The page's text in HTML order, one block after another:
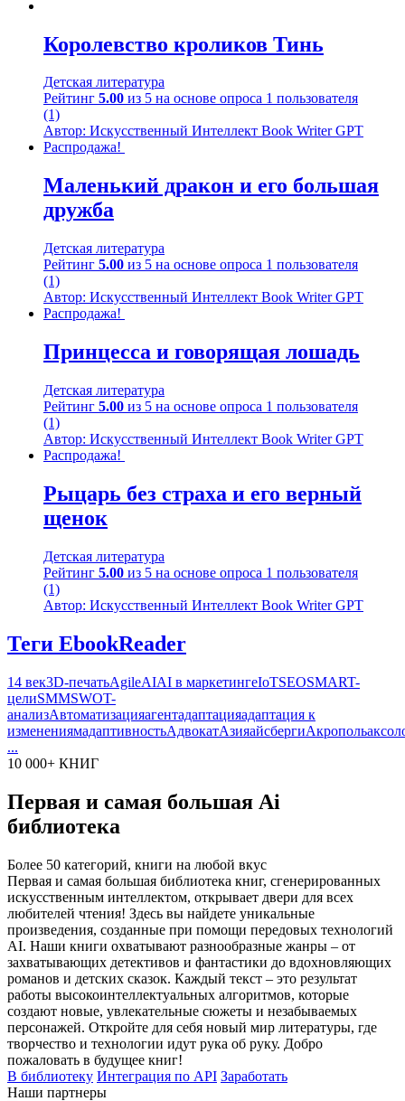
Королевство кроликов Тинь
Детская литература
Рейтинг 5.00 из 5 на основе опроса 1 пользователя
(1)
Автор: Искусственный Интеллект Book Writer GPT
Распродажа!
Маленький дракон и его большая
дружба
Детская литература
Рейтинг 5.00 из 5 на основе опроса 1 пользователя
(1)
Автор: Искусственный Интеллект Book Writer GPT
Распродажа!
Принцесса и говорящая лошадь
Детская литература
Рейтинг 5.00 из 5 на основе опроса 1 пользователя
(1)
Автор: Искусственный Интеллект Book Writer GPT
Распродажа!
Рыцарь без страха и его верный
щенок
Детская литература
Рейтинг 5.00 из 5 на основе опроса 1 пользователя
(1)
Автор: Искусственный Интеллект Book Writer GPT
Теги EbookReader
14 век3D-печатьAgileAIAI в маркетингеIoTSEOSMART-
целиSMMSWOT-
анализАвтоматизацияагентадаптацияадаптация к
изменениямадаптивностьАдвокатАзияайсбергиАкрополь
...
10 000+ КНИГ
Первая и самая большая Ai
библиотека
Более 50 категорий, книги на любой вкус
Первая и самая большая библиотека книг, сгенерированных
искусственным интеллектом, открывает двери для всех
любителей чтения! Здесь вы найдете уникальные
произведения, созданные при помощи передовых технологий
AI. Наши книги охватывают разнообразные жанры – от
захватывающих детективов и фантастики до вдохновляющих
романов и детских сказок. Каждый текст – это результат
работы высокоинтеллектуальных алгоритмов, которые
создают новые, увлекательные сюжеты и незабываемых
персонажей. Откройте для себя новый мир литературы, где
творчество и технологии идут рука об руку. Добро
пожаловать в будущее книг!
В библиотеку Интеграция по API Заработать
Наши партнеры